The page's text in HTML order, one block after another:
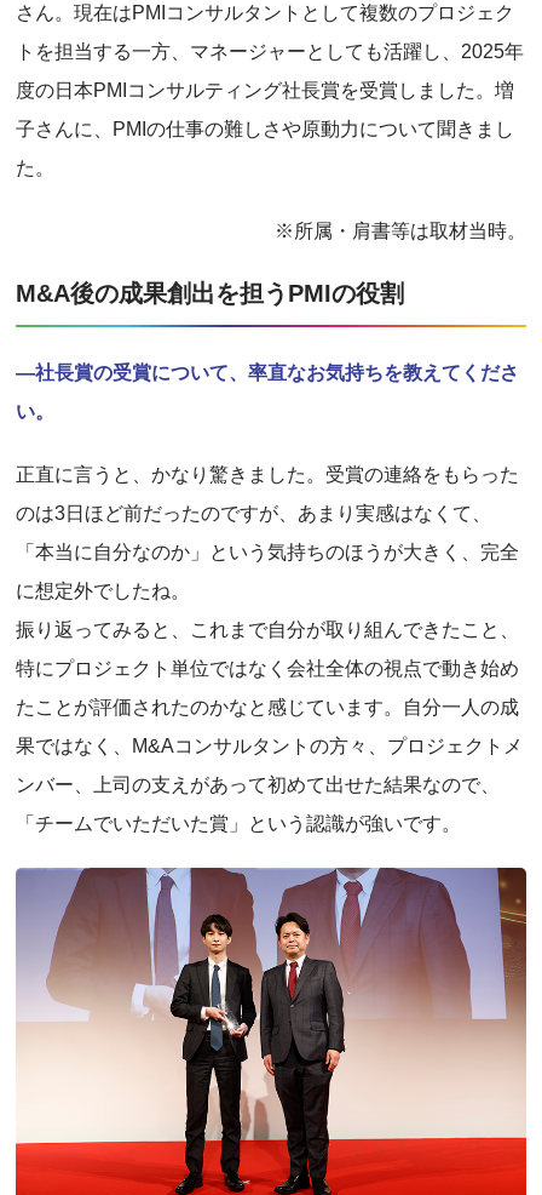
さん。現在はPMIコンサルタントとして複数のプロジェク
トを担当する一方、マネージャーとしても活躍し、2025年
度の日本PMIコンサルティング社長賞を受賞しました。増
子さんに、PMIの仕事の難しさや原動力について聞きまし
た。
※所属・肩書等は取材当時。
M&A後の成果創出を担うPMIの役割
―社長賞の受賞について、率直なお気持ちを教えてくださ
い。
正直に言うと、かなり驚きました。受賞の連絡をもらった
のは3日ほど前だったのですが、あまり実感はなくて、
「本当に自分なのか」という気持ちのほうが大きく、完全
に想定外でしたね。
振り返ってみると、これまで自分が取り組んできたこと、
特にプロジェクト単位ではなく会社全体の視点で動き始め
たことが評価されたのかなと感じています。自分一人の成
果ではなく、M&Aコンサルタントの方々、プロジェクトメ
ンバー、上司の支えがあって初めて出せた結果なので、
「チームでいただいた賞」という認識が強いです。